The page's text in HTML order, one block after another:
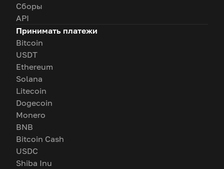
Сборы
API
Принимать платежи
Bitcoin
USDT
Ethereum
Solana
Litecoin
Dogecoin
Monero
BNB
Bitcoin Cash
USDC
Shiba Inu